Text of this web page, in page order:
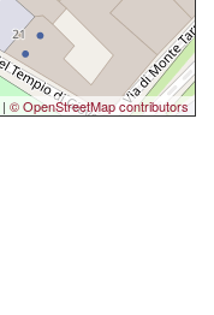
| © OpenStreetMap contributors